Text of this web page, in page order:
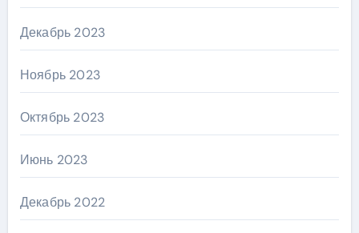
Декабрь 2023
Ноябрь 2023
Октябрь 2023
Июнь 2023
Декабрь 2022